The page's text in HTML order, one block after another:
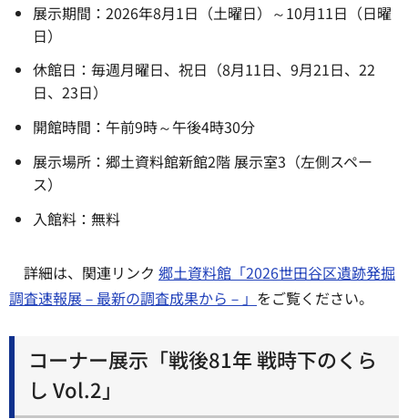
展示期間：2026年8月1日（土曜日）～10月11日（日曜
日）
休館日：毎週月曜日、祝日（8月11日、9月21日、22
日、23日）
開館時間：午前9時～午後4時30分
展示場所：郷土資料館新館2階 展示室3（左側スペー
ス）
入館料：無料
詳細は、関連リンク 郷土資料館「2026世田谷区遺跡発掘
調査速報展－最新の調査成果から－」 をご覧ください。
コーナー展示「戦後81年 戦時下のくら
し Vol.2」